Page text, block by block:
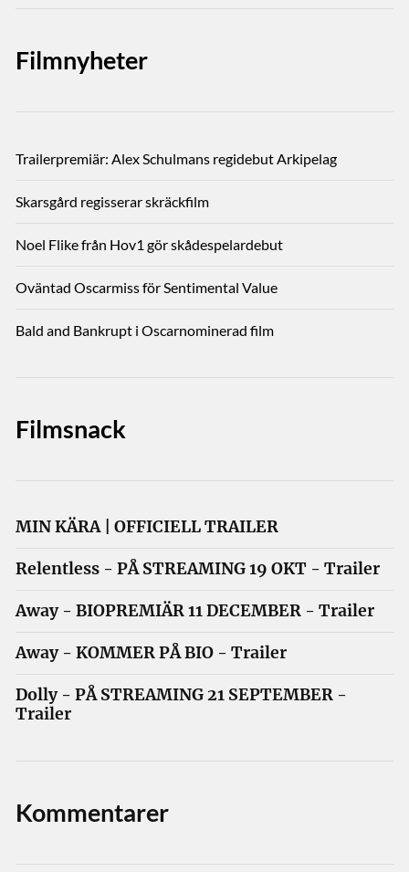
Filmnyheter
Trailerpremiär: Alex Schulmans regidebut Arkipelag
Skarsgård regisserar skräckfilm
Noel Flike från Hov1 gör skådespelardebut
Oväntad Oscarmiss för Sentimental Value
Bald and Bankrupt i Oscarnominerad film
Filmsnack
MIN KÄRA | OFFICIELL TRAILER
Relentless - PÅ STREAMING 19 OKT - Trailer
Away - BIOPREMIÄR 11 DECEMBER - Trailer
Away - KOMMER PÅ BIO - Trailer
Dolly - PÅ STREAMING 21 SEPTEMBER -
Trailer
Kommentarer